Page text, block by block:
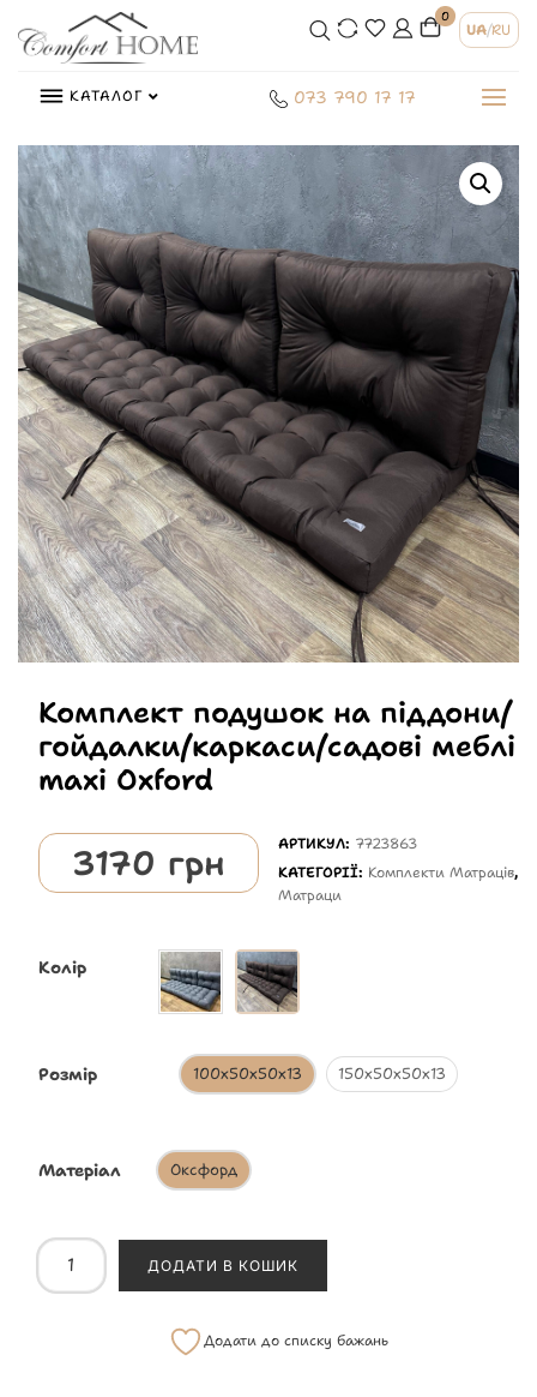
0
UA/RU
КАТАЛОГ 073 790 17 17
Комплект подушок на піддони/
гойдалки/каркаси/садові меблі
maxi Oxford
3170 грн АРТИКУЛ: 7723863
КАТЕГОРІЇ: Комплекти Матраців,
Матраци
Колір
Розмір 100х50х50х13 150х50х50х13
Матеріал Оксфорд
ДОДАТИ В КОШИК
Додати до списку бажань